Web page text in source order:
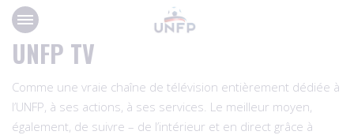
Panneau de gestion des cookies
UNFP TV
Comme une vraie chaîne de télévision entièrement dédiée à
l’UNFP, à ses actions, à ses services. Le meilleur moyen,
également, de suivre – de l’intérieur et en direct grâce à